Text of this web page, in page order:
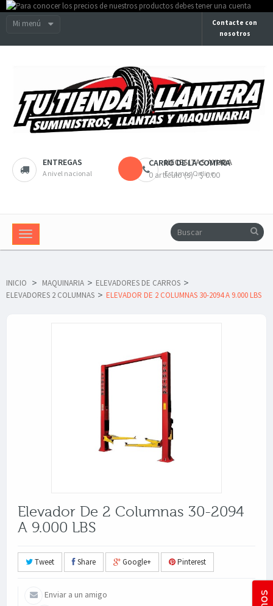
Mi menú
Contacte con
nosotros
ENTREGAS
A nivel nacional
NECESITAS AYUDA
Estamos Online
CARRO DE LA COMPRA
0 artículo (s) - $ 0.00
Navegación
Toggle
INICIO > MAQUINARIA > ELEVADORES DE CARROS >
ELEVADORES 2 COLUMNAS > ELEVADOR DE 2 COLUMNAS 30-2094 A 9.000 LBS
Elevador De 2 Columnas 30-2094
A 9.000 LBS
Tweet Share Google+ Pinterest
Enviar a un amigo